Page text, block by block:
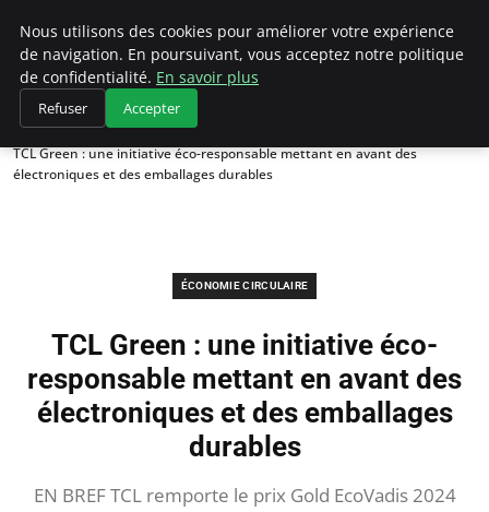
Climategatecountryclub.com
Accueil
Économie circulaire
TCL Green : une initiative éco-responsable mettant en avant des
électroniques et des emballages durables
ÉCONOMIE CIRCULAIRE
TCL Green : une initiative éco-
responsable mettant en avant des
électroniques et des emballages
durables
EN BREF TCL remporte le prix Gold EcoVadis 2024
Nous utilisons des cookies pour améliorer votre expérience
de navigation. En poursuivant, vous acceptez notre politique
de confidentialité. En savoir plus
Refuser Accepter